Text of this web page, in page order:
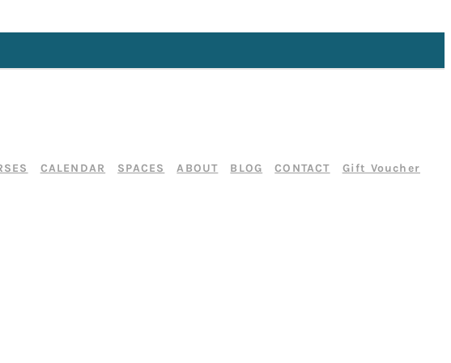
CALENDAR SPACES ABOUT BLOG CONTACT Gift Voucher